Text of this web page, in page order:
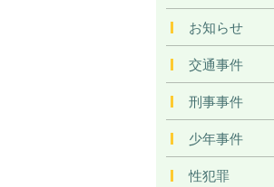
お知らせ
交通事件
刑事事件
少年事件
性犯罪